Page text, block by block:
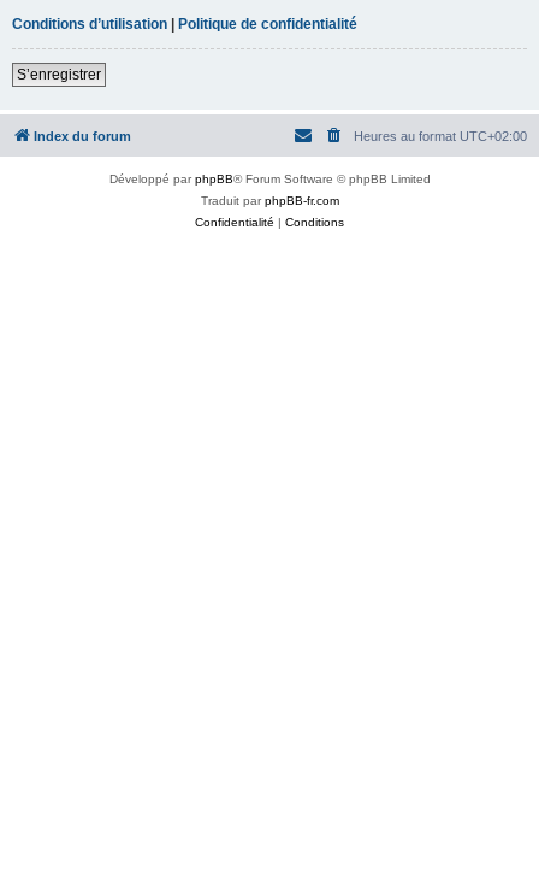
Conditions d’utilisation | Politique de confidentialité
S’enregistrer
Index du forum Heures au format UTC+02:00
Développé parphpBB® Forum Software © phpBB Limited
Traduit parphpBB-fr.com
Confidentialité | Conditions